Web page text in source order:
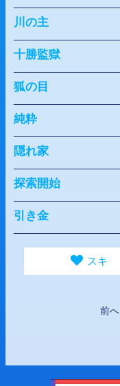
川の主
十勝監獄
狐の目
純粋
隠れ家
探索開始
引き金
スキ
前へ